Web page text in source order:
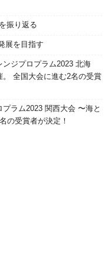
振り返る
展を目指す
ンジプロプラム2023 北海
全国大会に進む2名の受賞
ラム2023 関西大会 〜海と
の受賞者が決定！